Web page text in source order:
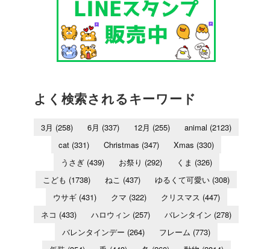
よく検索されるキーワード
3月 (258) 6月 (337) 12月 (255) animal (2123)
cat (331) Christmas (347) Xmas (330)
うさぎ(439) お祭り (292) くま (326)
こども (1738) ねこ (437) ゆるくて可愛い (308)
ウサギ(431) クマ (322) クリスマス (447)
ネコ (433) ハロウィン (257) バレンタイン (278)
バレンタインデー (264) フレーム (773)